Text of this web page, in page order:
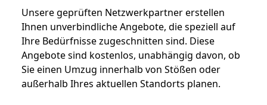
Unsere geprüften Netzwerkpartner erstellen
Ihnen unverbindliche Angebote, die speziell auf
Ihre Bedürfnisse zugeschnitten sind. Diese
Angebote sind kostenlos, unabhängig davon, ob
Sie einen Umzug innerhalb von Stößen oder
außerhalb Ihres aktuellen Standorts planen.